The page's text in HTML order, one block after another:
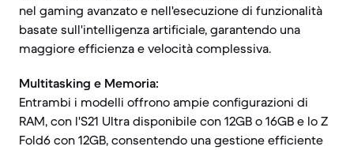
nel gaming avanzato e nell'esecuzione di funzionalità
basate sull'intelligenza artificiale, garantendo una
maggiore efficienza e velocità complessiva.
Multitasking e Memoria:
Entrambi i modelli offrono ampie configurazioni di
RAM, con l'S21 Ultra disponibile con 12GB o 16GB e lo Z
Fold6 con 12GB, consentendo una gestione efficiente